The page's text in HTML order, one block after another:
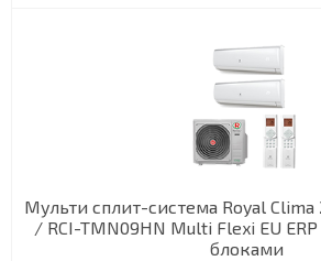
Мульти сплит-система Royal Clima
/ RCI-TMN09HN Multi Flexi EU
блоками